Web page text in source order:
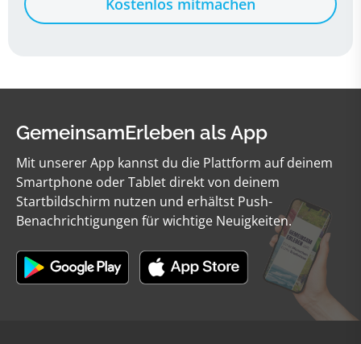
Kostenlos mitmachen
GemeinsamErleben als App
Mit unserer App kannst du die Plattform auf deinem
Smartphone oder Tablet direkt von deinem
Startbildschirm nutzen und erhältst Push-
Benachrichtigungen für wichtige Neuigkeiten.